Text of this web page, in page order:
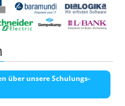
über unsere Schulungs-